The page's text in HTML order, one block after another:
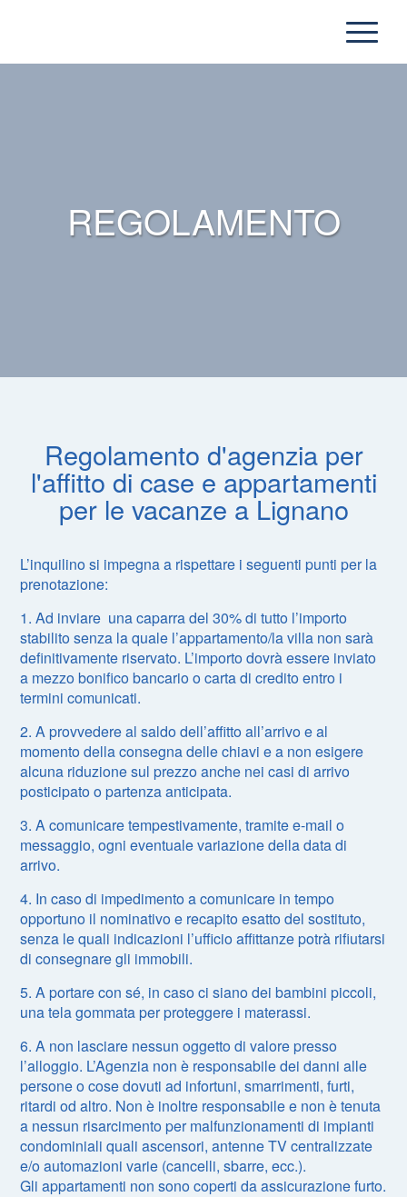
REGOLAMENTO
Regolamento d'agenzia per
l'affitto di case e appartamenti
per le vacanze a Lignano
L’inquilino si impegna a rispettare i seguenti punti per la
prenotazione:
1. Ad inviare una caparra del 30% di tutto l’importo
stabilito senza la quale l’appartamento/la villa non sarà
definitivamente riservato. L’importo dovrà essere inviato
a mezzo bonifico bancario o carta di credito entro i
termini comunicati.
2. A provvedere al saldo dell’affitto all’arrivo e al
momento della consegna delle chiavi e a non esigere
alcuna riduzione sul prezzo anche nei casi di arrivo
posticipato o partenza anticipata.
3. A comunicare tempestivamente, tramite e-mail o
messaggio, ogni eventuale variazione della data di
arrivo.
4. In caso di impedimento a comunicare in tempo
opportuno il nominativo e recapito esatto del sostituto,
senza le quali indicazioni l’ufficio affittanze potrà rifiutarsi
di consegnare gli immobili.
5. A portare con sé, in caso ci siano dei bambini piccoli,
una tela gommata per proteggere i materassi.
6. A non lasciare nessun oggetto di valore presso
l’alloggio. L’Agenzia non è responsabile dei danni alle
persone o cose dovuti ad infortuni, smarrimenti, furti,
ritardi od altro. Non è inoltre responsabile e non è tenuta
a nessun risarcimento per malfunzionamenti di impianti
condominiali quali ascensori, antenne TV centralizzate
e/o automazioni varie (cancelli, sbarre, ecc.).
Gli appartamenti non sono coperti da assicurazione furto.